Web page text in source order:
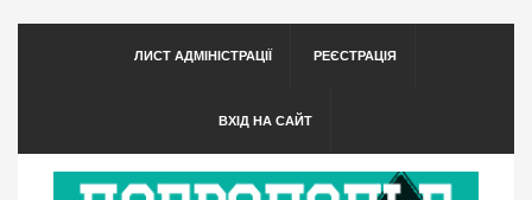
ЛИСТ АДМІНІСТРАЦІЇ РЕЄСТРАЦІЯ
ВХІД НА САЙТ